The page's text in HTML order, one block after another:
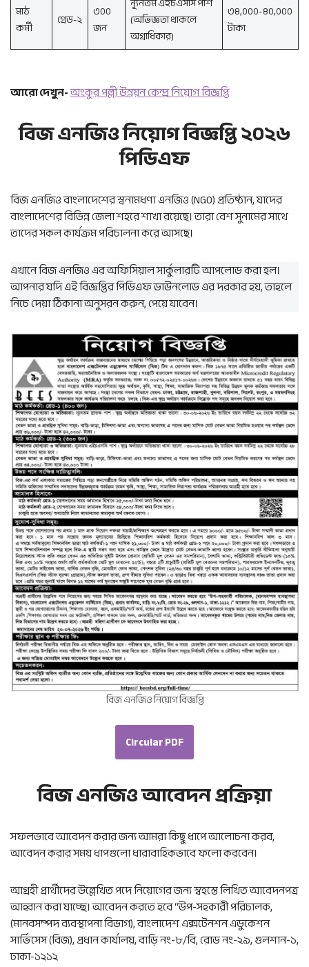
মাঠ
কর্মী
গ্রেড-২
৩০০
জন
(অভিজ্ঞতা থাকলে
অগ্রাধিকার)
৩৪,০০০-৪০,০০০
টাকা
আরো দেখুন-অংকুর পল্লী উন্নয়ন কেন্দ্র নিয়োগ বিজ্ঞপ্তি
বিজ এনজিও নিয়োগ বিজ্ঞপ্তি ২০২৬
পিডিএফ
বিজ এনজিও বাংলাদেশের স্বনামধণ্য এনজিও (NGO) প্রতিষ্ঠান, যাদের
বাংলাদেশের বিভিন্ন জেলা শহরে শাখা রয়েছে। তারা বেশ সুনামের সাথে
তাদের সকল কার্যক্রম পরিচালনা করে আসছে।
এখানে বিজ এনজিও এর অফিসিয়াল সার্কুলারটি আপলোড করা হল।
আপনার যদি এই বিজ্ঞপ্তির পিডিএফ ডাউনলোড এর দরকার হয়, তাহলে
নিচে দেয়া ঠিকানা অনুসরন করুন, পেয়ে যাবেন।
বিজ এনজিও নিয়োগ বিজ্ঞপ্তি
Circular PDF
বিজ এনজিও আবেদন প্রক্রিয়া
সফলভাবে আবেদন করার জন্য আমরা কিছু ধাপে আলোচনা করব,
আবেদন করার সময় ধাপগুলো ধারাবাহিকভাবে ফলো করবেন।
আগ্রহী প্রার্থীদের উল্লেখিত পদে নিয়োগের জন্য স্বহস্তে লিখিত আবেদনপত্র
আহ্বান করা যাচ্ছে। আবেদন করতে হবে “উপ-সহকারী পরিচালক,
(মানবসম্পদ ব্যবস্থাপনা বিভাগ), বাংলাদেশ এক্সটেনশন এডুকেশন
সার্ভিসেস (বিজ), প্রধান কার্যালয়, বাড়ি নং-৮/বি, রোড নং-২৯, গুলশান-১,
ঢাকা-১২১২